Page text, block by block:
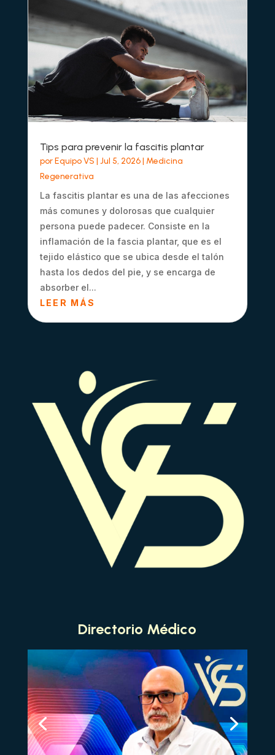
Tips para prevenir la fascitis plantar
porEquipo VS | Jul 5, 2026| Medicina
Regenerativa
La fascitis plantar es una de las afecciones
más comunes y dolorosas que cualquier
persona puede padecer. Consiste en la
inflamación de la fascia plantar, que es el
tejido elástico que se ubica desde el talón
hasta los dedos del pie, y se encarga de
absorber el...
LEER MÁS
Directorio Médico